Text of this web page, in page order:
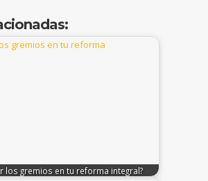
los gremios en tu reforma integral?